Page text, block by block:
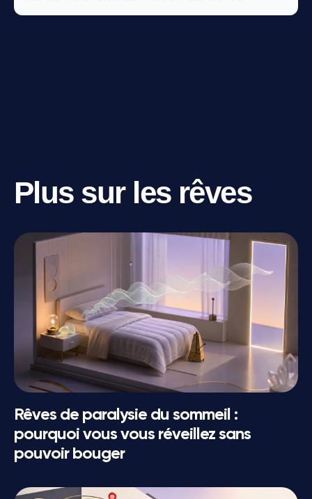
Plus sur les rêves
Rêves de paralysie du sommeil :
pourquoi vous vous réveillez sans
pouvoir bouger